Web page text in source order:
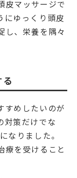
皮マッサージで
にゆっくり頭皮
し、栄養を隅々
すめしたいのが
対策だけでな
なりました。
療を受けること